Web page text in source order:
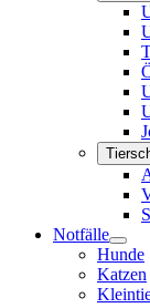
Notfälle
Hunde
Katzen